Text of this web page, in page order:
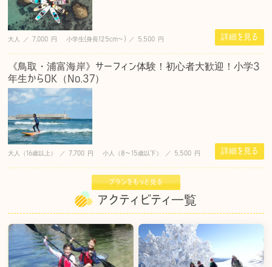
大人 ／ 7,000 円 小学生(身長125cm〜) ／ 5,500 円 詳細を見る
《鳥取・浦富海岸》サーフィン体験！初心者大歓迎！小学3
年生からOK（No.37）
大人（16歳以上） ／ 7,700 円 小人（8〜15歳以下） ／ 5,500 円 詳細を見る
プランをもっと見る
アクティビティ一覧